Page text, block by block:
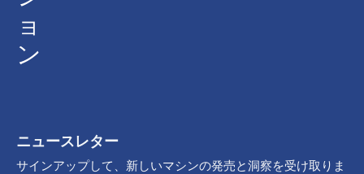
ョ
ン
ニュースレター
サインアップして、新しいマシンの発売と洞察を受け取りま